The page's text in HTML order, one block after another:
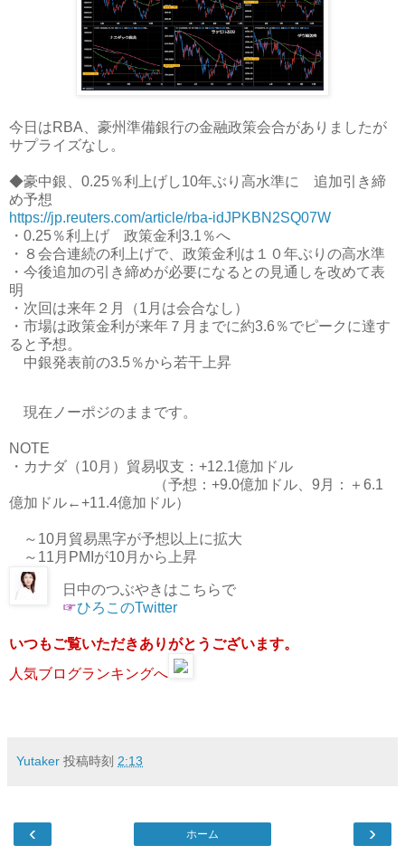
今日はRBA、豪州準備銀行の金融政策会合がありましたが
サプライズなし。
◆豪中銀、0.25％利上げし10年ぶり高水準に 追加引き締
め予想
https://jp.reuters.com/article/rba-idJPKBN2SQ07W
・0.25％利上げ 政策金利3.1％へ
・８会合連続の利上げで、政策金利は１０年ぶりの高水準
・今後追加の引き締めが必要になるとの見通しを改めて表
明
・次回は来年２月（1月は会合なし）
・市場は政策金利が来年７月までに約3.6％でピークに達す
ると予想。
中銀発表前の3.5％から若干上昇
現在ノーポジのままです。
NOTE
・カナダ（10月）貿易収支：+12.1億加ドル
（予想：+9.0億加ドル、9月：＋6.1
億加ドル←+11.4億加ドル）
～10月貿易黒字が予想以上に拡大
～11月PMIが10月から上昇
日中のつぶやきはこちらで
☞ひろこのTwitter
いつもご覧いただきありがとうございます。
人気ブログランキングへ
Yutaker 投稿時刻 2:13
‹ ›
ホーム